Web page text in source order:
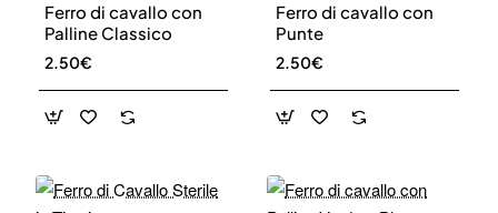
Ferro di cavallo con
Palline Classico
2.50€
Ferro di cavallo con
Punte
2.50€